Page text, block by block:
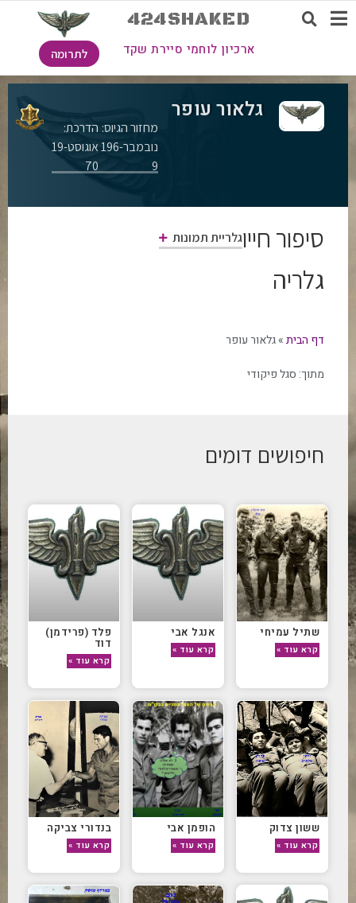
424SHAKED
ארכיון לוחמי סיירת שקד לתרומה
גלאור עופר
מחזור הגיוס:
נובמבר-196
9
הדרכת:
אוגוסט-19
70
סיפור חייוגלריית תמונות
גלריה
דף הבית»גלאור עופר
מתוך: סגל פיקודי
חיפושים דומים
שתיל עמיחי
קרא עוד »
אנגל אבי
קרא עוד »
פלד (פרידמן)
דוד
קרא עוד »
ששון צדוק
קרא עוד »
הופמן אבי
קרא עוד »
בנדורי צביקה
קרא עוד »